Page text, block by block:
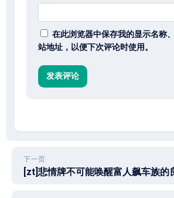
在此浏览器中保存我的显示名称
站地址，以便下次评论时使用。
下一页
[zt]悲情牌不可能唤醒富人飙车族的